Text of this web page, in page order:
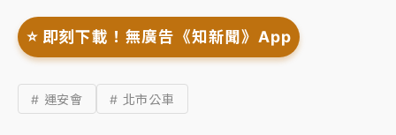
⭐️ 即刻下載！無廣告《知新聞》App
# 運安會 # 北市公車